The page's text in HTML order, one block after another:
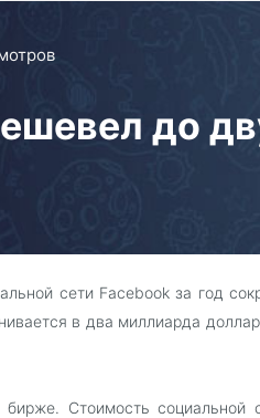
до
сети Facebook за год
в два миллиарда
Стоимость